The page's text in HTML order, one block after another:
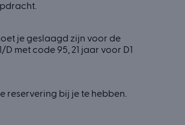
je geslaagd zijn voor de
met code 95, 21 jaar voor D1
reservering bij je te hebben.